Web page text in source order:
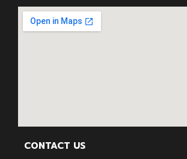
CONTACT US